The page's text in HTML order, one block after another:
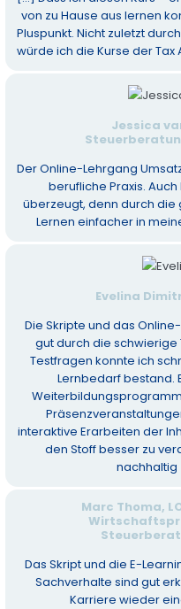
von zu Hause aus lernen
Pluspunkt. Nicht zuletzt
würde ich die Kurse der
Jessica
Der Online-Lehrgang
berufliche Praxis.
überzeugt, denn durch die
Lernen einfacher in
Evelina
Die Skripte und das
gut durch die schwierige
Testfragen konnte ich
Lernbedarf bestand.
interaktive Erarbeiten der
den Stoff besser zu
nachhaltig
Marc Thoma,
Das Skript und die E-
Sachverhalte sind gut
Karriere wieder